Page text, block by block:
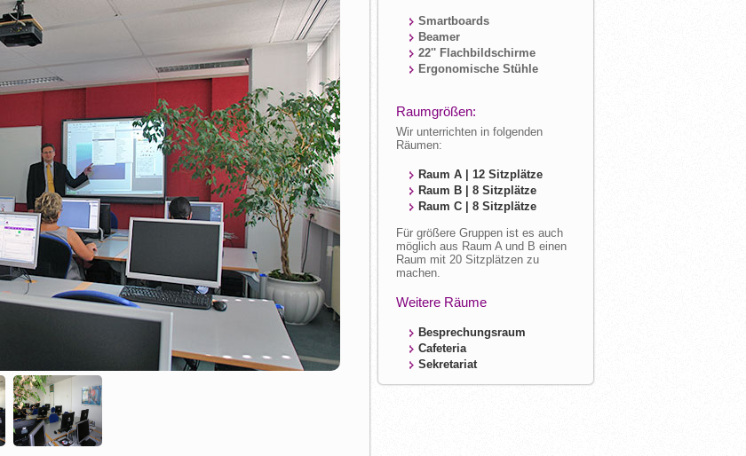
Smartboards
Beamer
22'' Flachbildschirme
Ergonomische Stühle
Raumgrößen:
Wir unterrichten in folgenden
Räumen:
Raum A | 12 Sitzplätze
Raum B | 8 Sitzplätze
Raum C | 8 Sitzplätze
Für größere Gruppen ist es auch
möglich aus Raum A und B einen
Raum mit 20 Sitzplätzen zu
machen.
Weitere Räume
Besprechungsraum
Cafeteria
Sekretariat